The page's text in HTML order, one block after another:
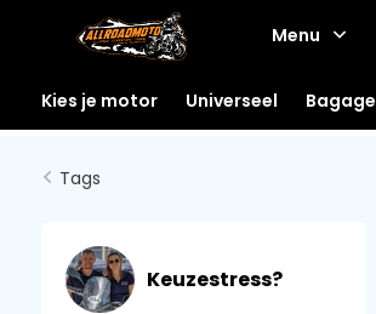
Menu
Kies je motor Universeel Bagage
Tags
Keuzestress?